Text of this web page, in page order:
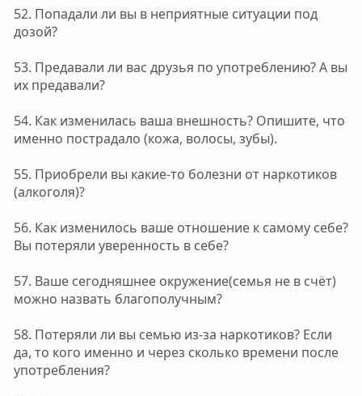
52. Попадали ли вы в неприятные ситуации под
дозой?
53. Предавали ли вас друзья по употреблению? А вы
их предавали?
54. Как изменилась ваша внешность? Опишите, что
именно пострадало (кожа, волосы, зубы).
55. Приобрели вы какие-то болезни от наркотиков
(алкоголя)?
56. Как изменилось ваше отношение к самому себе?
Вы потеряли уверенность в себе?
57. Ваше сегодняшнее окружение(семья не в счёт)
можно назвать благополучным?
58. Потеряли ли вы семью из-за наркотиков? Если
да, то кого именно и через сколько времени после
употребления?